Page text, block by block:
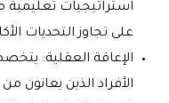
استراتيجيات
على تجاوز التحديات
الإعاقة العقلية:
الأفراد الذين يعانون